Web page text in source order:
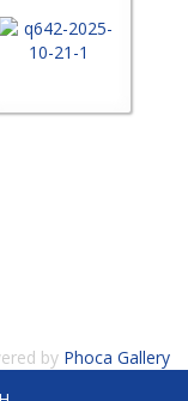
by Phoca Gallery